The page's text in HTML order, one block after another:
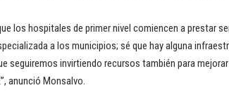
los hospitales de primer nivel comiencen a prestar
a los municipios; sé que hay alguna
seguiremos invirtiendo recursos también para
anunció Monsalvo.